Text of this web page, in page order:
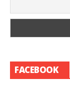
FACEBOOK